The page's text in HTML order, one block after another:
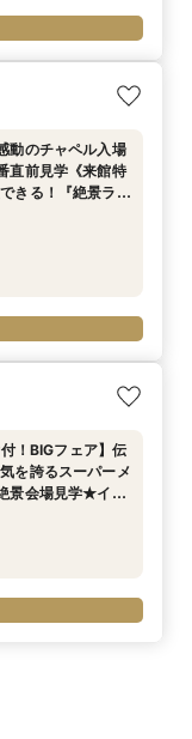
動のチャペル入場
直前見学《来館特
きる！『絶景ラン
！BIGフェア】伝
を誇るスーパーメ
景会場見学★イ
もご用意！